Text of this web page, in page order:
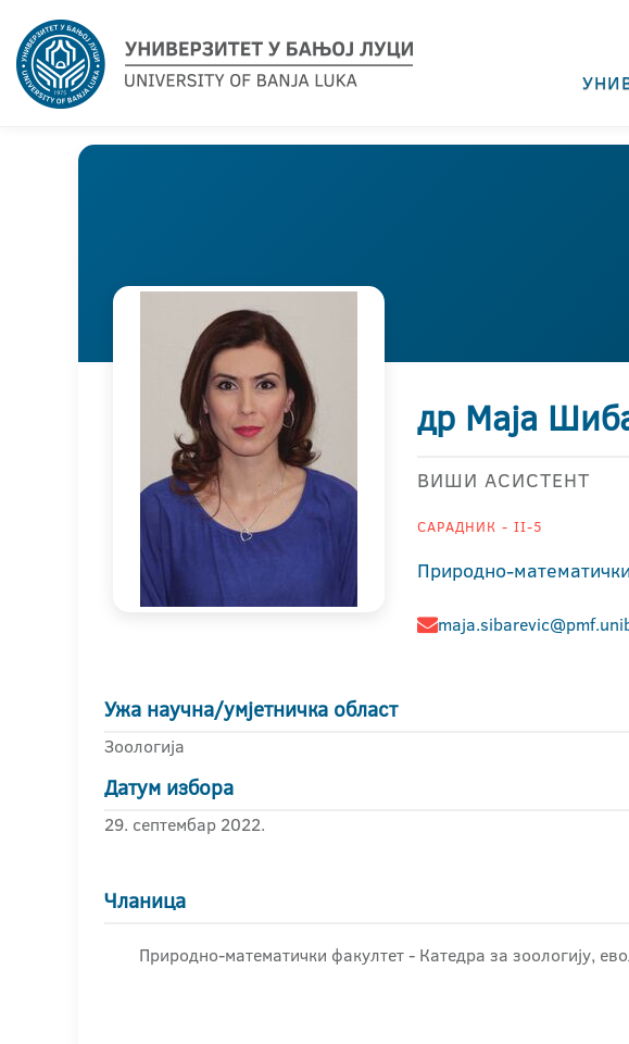
др Маја
ВИШИ АСИСТЕНТ
САРАДНИК - II-5
Природно-
Ужа научна/умјетничка област
Зоологија
Датум избора
29. септембар 2022.
Чланица
Природно-математички факултет - Катедра за зоологију,